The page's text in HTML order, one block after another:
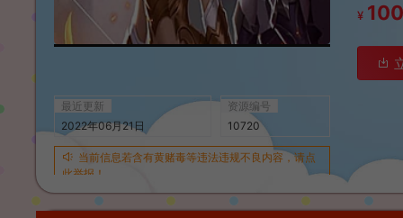
最近更新
2022年06月21日
资源编号
10720
当前信息若含有黄赌毒等违法违规不良内容，请点
此举报！
¥